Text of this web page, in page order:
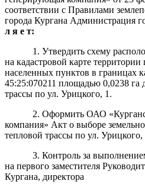
соответствии с Правилами
города Кургана Администрация
л я е т:
1. Утвердить схему
на кадастровой карте
населенных пунктов в границах
45:25:070211 площадью 0,0238 га
трассы по ул. Урицкого, 1.
2. Оформить ОАО
компания» Акт о выборе
тепловой трассы по ул. Урицкого,
3. Контроль за
на первого заместителя
Кургана, директора